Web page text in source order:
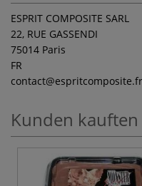
ESPRIT COMPOSITE SARL
22, RUE GASSENDI
75014 Paris
FR
contact@espritcomposite.fr
Kunden